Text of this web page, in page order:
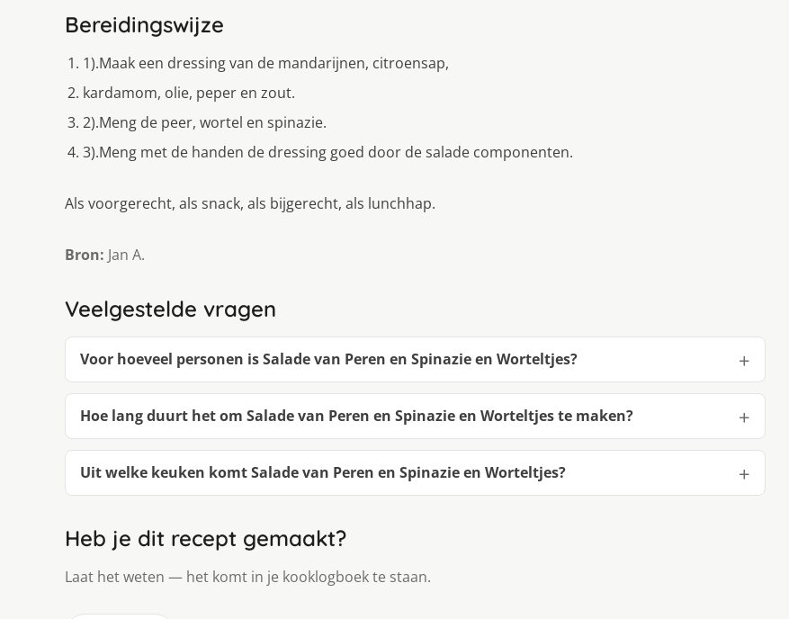
Bereidingswijze
1).Maak een dressing van de mandarijnen, citroensap,
kardamom, olie, peper en zout.
2).Meng de peer, wortel en spinazie.
3).Meng met de handen de dressing goed door de salade componenten.
Als voorgerecht, als snack, als bijgerecht, als lunchhap.
Bron: Jan A.
Veelgestelde vragen
Voor hoeveel personen is Salade van Peren en Spinazie en Worteltjes?
Hoe lang duurt het om Salade van Peren en Spinazie en Worteltjes te maken?
Uit welke keuken komt Salade van Peren en Spinazie en Worteltjes?
Heb je dit recept gemaakt?
Laat het weten — het komt in je kooklogboek te staan.